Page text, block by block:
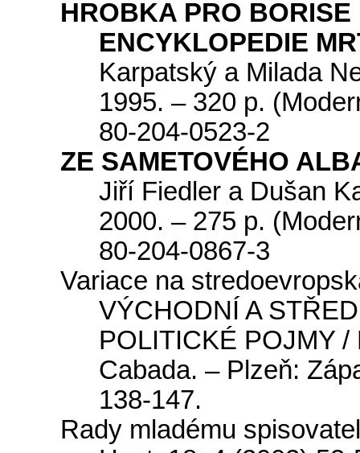
HROBKA PRO BORISE
ENCYKLOPEDIE
Karpatský a Milada
1995. – 320 p. (
80-204-0523-2
ZE SAMETOVÉHO
Jiří Fiedler a Dušan
2000. – 275 p.
80-204-0867-3
Variace na
VÝCHODNÍ A
POLITICKÉ POJMY /
Cabada. – Plzeň: Zá
138-147.
Rady mladému